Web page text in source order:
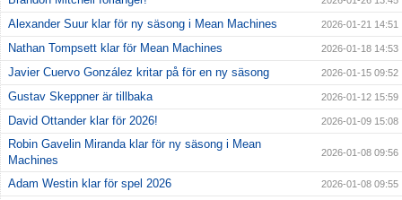
Alexander Suur klar för ny säsong i Mean Machines 2026-01-21 14:51
Nathan Tompsett klar för Mean Machines 2026-01-18 14:53
Javier Cuervo González kritar på för en ny säsong 2026-01-15 09:52
Gustav Skeppner är tillbaka 2026-01-12 15:59
David Ottander klar för 2026! 2026-01-09 15:08
Robin Gavelin Miranda klar för ny säsong i Mean
Machines
2026-01-08 09:56
Adam Westin klar för spel 2026 2026-01-08 09:55